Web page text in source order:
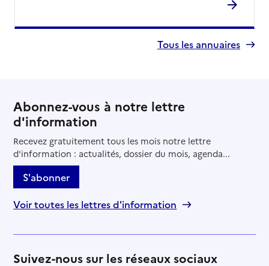
Tous les annuaires
Abonnez-vous à notre lettre
d'information
Recevez gratuitement tous les mois notre lettre
d'information : actualités, dossier du mois, agenda...
S'abonner
Voir toutes les lettres d'information
Suivez-nous sur les réseaux sociaux